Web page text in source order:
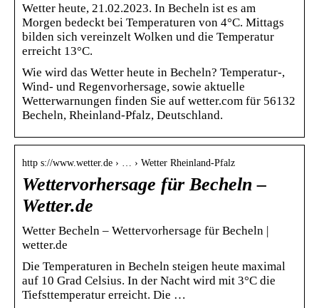
Wetter heute, 21.02.2023. In Becheln ist es am
Morgen bedeckt bei Temperaturen von 4°C. Mittags
bilden sich vereinzelt Wolken und die Temperatur
erreicht 13°C.
Wie wird das Wetter heute in Becheln? Temperatur-,
Wind- und Regenvorhersage, sowie aktuelle
Wetterwarnungen finden Sie auf wetter.com für 56132
Becheln, Rheinland-Pfalz, Deutschland.
http s://www.wetter.de › … › Wetter Rheinland-Pfalz
Wettervorhersage für Becheln –
Wetter.de
Wetter Becheln – Wettervorhersage für Becheln |
wetter.de
Die Temperaturen in Becheln steigen heute maximal
auf 10 Grad Celsius. In der Nacht wird mit 3°C die
Tiefsttemperatur erreicht. Die …